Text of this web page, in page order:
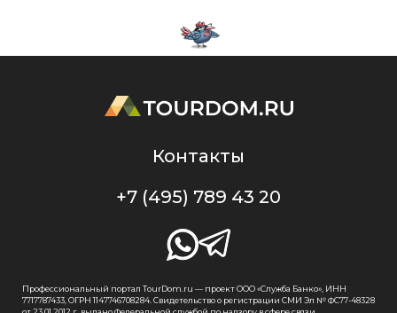
Контакты
+7 (495) 789 43 20
Профессиональный портал TourDom.ru — проект ООО «Служба Банко», ИНН
7717787433, ОГРН 1147746708284. Свидетельство о регистрации СМИ Эл № ФС77-48328